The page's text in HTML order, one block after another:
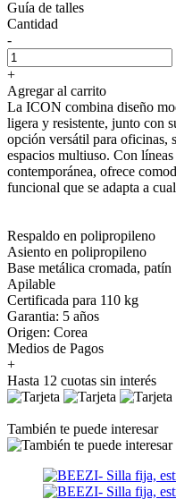
Guía de talles
Cantidad
-
+
Agregar al carrito
La ICON combina diseño
ligera y resistente, junto con
opción versátil para oficinas,
espacios multiuso. Con
contemporánea, ofrece
funcional que se adapta a
Respaldo en polipropileno
Asiento en polipropileno
Base metálica cromada, patín
Apilable
Certificada para 110 kg
Garantia: 5 años
Origen: Corea
Medios de Pagos
+
Hasta 12 cuotas sin interés
También te puede interesar